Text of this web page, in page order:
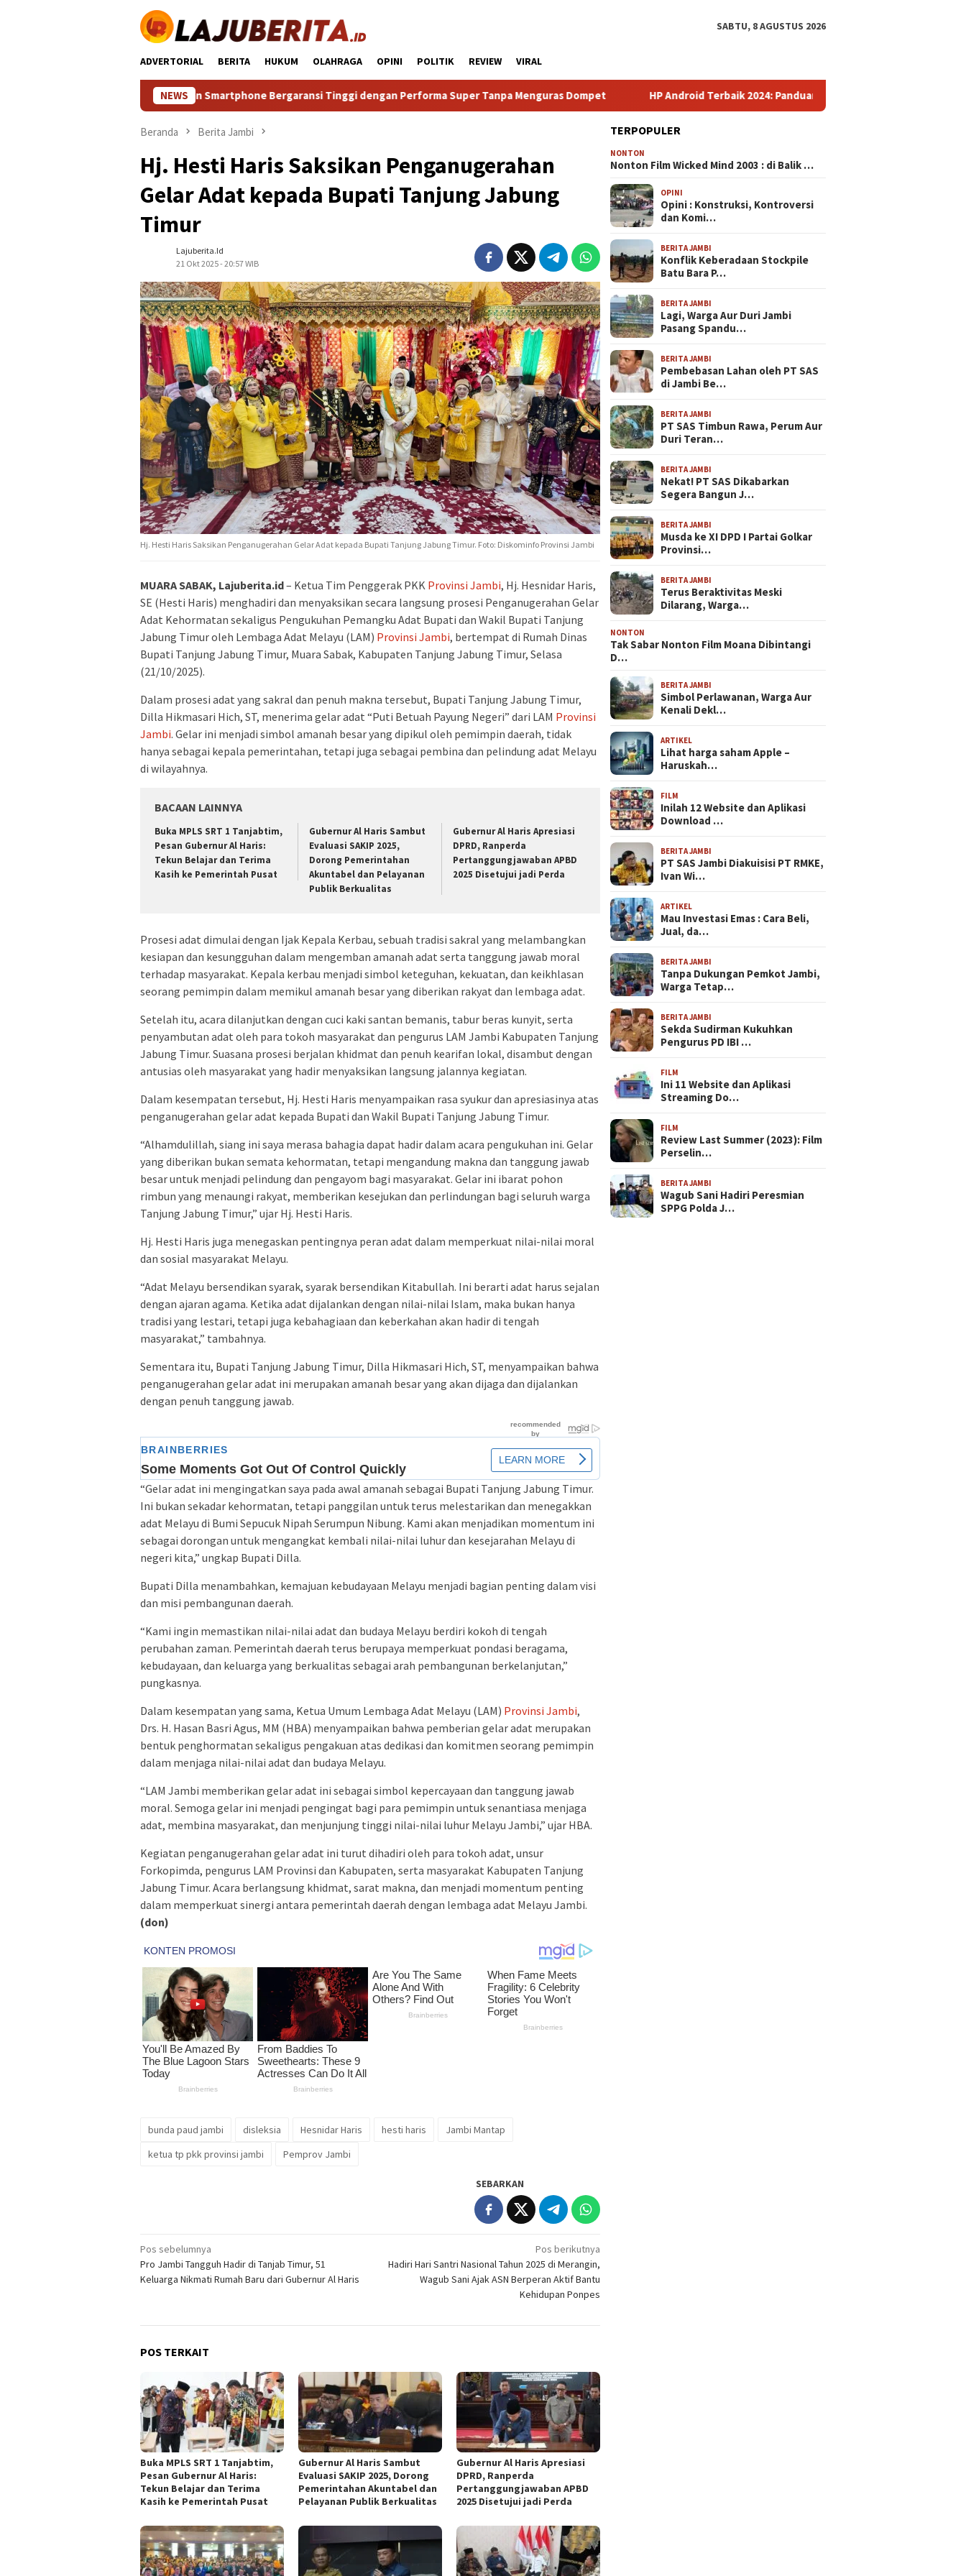
SABTU, 8 AGUSTUS 2026
ADVERTORIAL BERITA HUKUM OLAHRAGA OPINI POLITIK REVIEW VIRAL
NEWS
Spek Dewa: Temukan Smartphone Bergaransi Tinggi dengan Performa Super Tanpa Menguras Dompet HP Android Terbaik 2024: Panduan Lengkap Pilih Smartphone Impresif dengan
Beranda Berita Jambi
Hj. Hesti Haris Saksikan Penganugerahan
Gelar Adat kepada Bupati Tanjung Jabung
Timur
Lajuberita.id
21 Okt 2025 - 20:57 WIB
Hj. Hesti Haris Saksikan Penganugerahan Gelar Adat kepada Bupati Tanjung Jabung Timur. Foto: Diskominfo Provinsi Jambi
MUARA SABAK, Lajuberita.id– Ketua Tim Penggerak PKK Provinsi Jambi, Hj. Hesnidar Haris,
SE (Hesti Haris) menghadiri dan menyaksikan secara langsung prosesi Penganugerahan Gelar
Adat Kehormatan sekaligus Pengukuhan Pemangku Adat Bupati dan Wakil Bupati Tanjung
Jabung Timur oleh Lembaga Adat Melayu (LAM) Provinsi Jambi, bertempat di Rumah Dinas
Bupati Tanjung Jabung Timur, Muara Sabak, Kabupaten Tanjung Jabung Timur, Selasa
(21/10/2025).
Dalam prosesi adat yang sakral dan penuh makna tersebut, Bupati Tanjung Jabung Timur,
Dilla Hikmasari Hich, ST, menerima gelar adat “Puti Betuah Payung Negeri” dari LAM Provinsi
Jambi. Gelar ini menjadi simbol amanah besar yang dipikul oleh pemimpin daerah, tidak
hanya sebagai kepala pemerintahan, tetapi juga sebagai pembina dan pelindung adat Melayu
di wilayahnya.
BACAAN LAINNYA
Buka MPLS SRT 1 Tanjabtim,
Pesan Gubernur Al Haris:
Tekun Belajar dan Terima
Kasih ke Pemerintah Pusat
Gubernur Al Haris Sambut
Evaluasi SAKIP 2025,
Dorong Pemerintahan
Akuntabel dan Pelayanan
Publik Berkualitas
Gubernur Al Haris Apresiasi
DPRD, Ranperda
Pertanggungjawaban APBD
2025 Disetujui jadi Perda
Prosesi adat dimulai dengan Ijak Kepala Kerbau, sebuah tradisi sakral yang melambangkan
kesiapan dan kesungguhan dalam mengemban amanah adat serta tanggung jawab moral
terhadap masyarakat. Kepala kerbau menjadi simbol keteguhan, kekuatan, dan keikhlasan
seorang pemimpin dalam memikul amanah besar yang diberikan rakyat dan lembaga adat.
Setelah itu, acara dilanjutkan dengan cuci kaki santan bemanis, tabur beras kunyit, serta
penyambutan adat oleh para tokoh masyarakat dan pengurus LAM Jambi Kabupaten Tanjung
Jabung Timur. Suasana prosesi berjalan khidmat dan penuh kearifan lokal, disambut dengan
antusias oleh masyarakat yang hadir menyaksikan langsung jalannya kegiatan.
Dalam kesempatan tersebut, Hj. Hesti Haris menyampaikan rasa syukur dan apresiasinya atas
penganugerahan gelar adat kepada Bupati dan Wakil Bupati Tanjung Jabung Timur.
“Alhamdulillah, siang ini saya merasa bahagia dapat hadir dalam acara pengukuhan ini. Gelar
yang diberikan bukan semata kehormatan, tetapi mengandung makna dan tanggung jawab
besar untuk menjadi pelindung dan pengayom bagi masyarakat. Gelar ini ibarat pohon
rimbun yang menaungi rakyat, memberikan kesejukan dan perlindungan bagi seluruh warga
Tanjung Jabung Timur,” ujar Hj. Hesti Haris.
Hj. Hesti Haris juga menegaskan pentingnya peran adat dalam memperkuat nilai-nilai moral
dan sosial masyarakat Melayu.
“Adat Melayu bersendikan syarak, syarak bersendikan Kitabullah. Ini berarti adat harus sejalan
dengan ajaran agama. Ketika adat dijalankan dengan nilai-nilai Islam, maka bukan hanya
tradisi yang lestari, tetapi juga kebahagiaan dan keberkahan akan hadir di tengah
masyarakat,” tambahnya.
Sementara itu, Bupati Tanjung Jabung Timur, Dilla Hikmasari Hich, ST, menyampaikan bahwa
penganugerahan gelar adat ini merupakan amanah besar yang akan dijaga dan dijalankan
dengan penuh tanggung jawab.
“Gelar adat ini mengingatkan saya pada awal amanah sebagai Bupati Tanjung Jabung Timur.
Ini bukan sekadar kehormatan, tetapi panggilan untuk terus melestarikan dan menegakkan
adat Melayu di Bumi Sepucuk Nipah Serumpun Nibung. Kami akan menjadikan momentum ini
sebagai dorongan untuk mengangkat kembali nilai-nilai luhur dan kesejarahan Melayu di
negeri kita,” ungkap Bupati Dilla.
Bupati Dilla menambahkan, kemajuan kebudayaan Melayu menjadi bagian penting dalam visi
dan misi pembangunan daerah.
“Kami ingin memastikan nilai-nilai adat dan budaya Melayu berdiri kokoh di tengah
perubahan zaman. Pemerintah daerah terus berupaya memperkuat pondasi beragama,
kebudayaan, dan keluarga yang berkualitas sebagai arah pembangunan berkelanjutan,”
pungkasnya.
Dalam kesempatan yang sama, Ketua Umum Lembaga Adat Melayu (LAM) Provinsi Jambi,
Drs. H. Hasan Basri Agus, MM (HBA) menyampaikan bahwa pemberian gelar adat merupakan
bentuk penghormatan sekaligus pengakuan atas dedikasi dan komitmen seorang pemimpin
dalam menjaga nilai-nilai adat dan budaya Melayu.
“LAM Jambi memberikan gelar adat ini sebagai simbol kepercayaan dan tanggung jawab
moral. Semoga gelar ini menjadi pengingat bagi para pemimpin untuk senantiasa menjaga
adat, membina masyarakat, dan menjunjung tinggi nilai-nilai luhur Melayu Jambi,” ujar HBA.
Kegiatan penganugerahan gelar adat ini turut dihadiri oleh para tokoh adat, unsur
Forkopimda, pengurus LAM Provinsi dan Kabupaten, serta masyarakat Kabupaten Tanjung
Jabung Timur. Acara berlangsung khidmat, sarat makna, dan menjadi momentum penting
dalam memperkuat sinergi antara pemerintah daerah dengan lembaga adat Melayu Jambi.
(don)
bunda paud jambi disleksia Hesnidar Haris hesti haris
Jambi Mantap
ketua tp pkk provinsi jambi
Pemprov Jambi
SEBARKAN
Navigasi
pos
Pos sebelumnya
Pro Jambi Tangguh Hadir di Tanjab Timur, 51
Keluarga Nikmati Rumah Baru dari Gubernur Al Haris
Pos berikutnya
Hadiri Hari Santri Nasional Tahun 2025 di Merangin,
Wagub Sani Ajak ASN Berperan Aktif Bantu
Kehidupan Ponpes
POS TERKAIT
Buka MPLS SRT 1 Tanjabtim,
Pesan Gubernur Al Haris:
Tekun Belajar dan Terima
Kasih ke Pemerintah Pusat
Gubernur Al Haris Sambut
Evaluasi SAKIP 2025, Dorong
Pemerintahan Akuntabel dan
Pelayanan Publik Berkualitas
Gubernur Al Haris Apresiasi
DPRD, Ranperda
Pertanggungjawaban APBD
2025 Disetujui jadi Perda
TERPOPULER
NONTON
Nonton Film Wicked Mind 2003 : di Balik …
OPINI
Opini : Konstruksi, Kontroversi
dan Komi…
BERITA JAMBI
Konflik Keberadaan Stockpile
Batu Bara P…
BERITA JAMBI
Lagi, Warga Aur Duri Jambi
Pasang Spandu…
BERITA JAMBI
Pembebasan Lahan oleh PT SAS
di Jambi Be…
BERITA JAMBI
PT SAS Timbun Rawa, Perum Aur
Duri Teran…
BERITA JAMBI
Nekat! PT SAS Dikabarkan
Segera Bangun J…
BERITA JAMBI
Musda ke XI DPD I Partai Golkar
Provinsi…
BERITA JAMBI
Terus Beraktivitas Meski
Dilarang, Warga…
NONTON
Tak Sabar Nonton Film Moana Dibintangi
D…
BERITA JAMBI
Simbol Perlawanan, Warga Aur
Kenali Dekl…
ARTIKEL
Lihat harga saham Apple –
Haruskah…
FILM
Inilah 12 Website dan Aplikasi
Download …
BERITA JAMBI
PT SAS Jambi Diakuisisi PT RMKE,
Ivan Wi…
ARTIKEL
Mau Investasi Emas : Cara Beli,
Jual, da…
BERITA JAMBI
Tanpa Dukungan Pemkot Jambi,
Warga Tetap…
BERITA JAMBI
Sekda Sudirman Kukuhkan
Pengurus PD IBI …
FILM
Ini 11 Website dan Aplikasi
Streaming Do…
FILM
Review Last Summer (2023): Film
Perselin…
BERITA JAMBI
Wagub Sani Hadiri Peresmian
SPPG Polda J…